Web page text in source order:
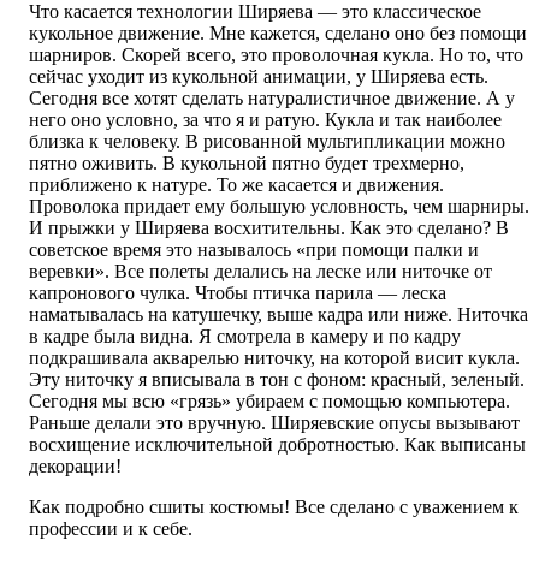
Что касается технологии Ширяева — это классическое
кукольное движение. Мне кажется, сделано оно без помощи
шарниров. Скорей всего, это проволочная кукла. Но то, что
сейчас уходит из кукольной анимации, у Ширяева есть.
Сегодня все хотят сделать натуралистичное движение. А у
него оно условно, за что я и ратую. Кукла и так наиболее
близка к человеку. В рисованной мультипликации можно
пятно оживить. В кукольной пятно будет трехмерно,
приближено к натуре. То же касается и движения.
Проволока придает ему большую условность, чем шарниры.
И прыжки у Ширяева восхитительны. Как это сделано? В
советское время это называлось «при помощи палки и
веревки». Все полеты делались на леске или ниточке от
капронового чулка. Чтобы птичка парила — леска
наматывалась на катушечку, выше кадра или ниже. Ниточка
в кадре была видна. Я смотрела в камеру и по кадру
подкрашивала акварелью ниточку, на которой висит кукла.
Эту ниточку я вписывала в тон с фоном: красный, зеленый.
Сегодня мы всю «грязь» убираем с помощью компьютера.
Раньше делали это вручную. Ширяевские опусы вызывают
восхищение исключительной добротностью. Как выписаны
декорации!
Как подробно сшиты костюмы! Все сделано с уважением к
профессии и к себе.